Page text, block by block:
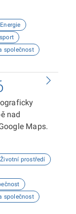
Uživatelé
třeba
Energie
společnost
nad
Maps.
Životní prostředí
společnost